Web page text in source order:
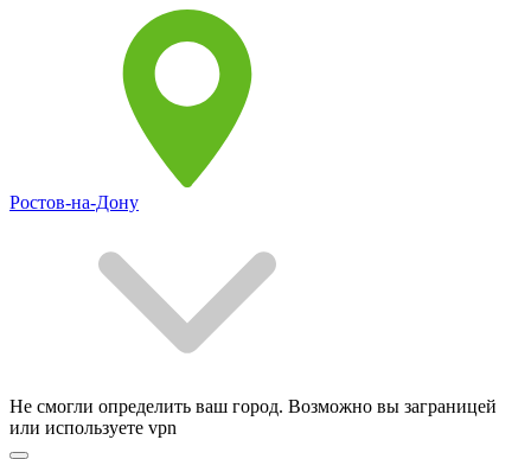
Ростов-на-Дону
Не смогли определить ваш город. Возможно вы заграницей
или используете vpn